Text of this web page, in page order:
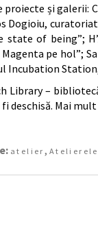
proiecte și galerii:
Dogioiu,
of being”;
Magenta pe hol”;
Incubation
Library –
fi deschisă. Mai
atelier ,